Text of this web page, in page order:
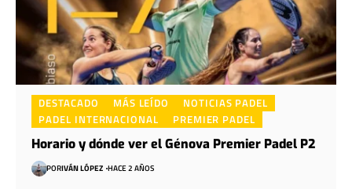
DESTACADO MÁS LEÍDO
NOTICIAS PADEL
PADEL INTERNACIONAL
PREMIER PADEL
Horario y dónde ver el Génova Premier Padel P2
PORIVÁN LÓPEZ HACE 2 AÑOS